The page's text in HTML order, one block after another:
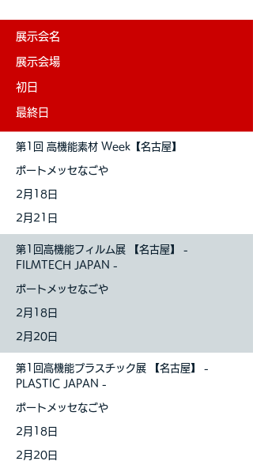
展示会名
展示会場
初日
最終日
第1回 高機能素材 Week【名古屋】
ポートメッセなごや
2月18日
2月21日
第1回高機能フィルム展 【名古屋】 -
FILMTECH JAPAN -
ポートメッセなごや
2月18日
2月20日
第1回高機能プラスチック展 【名古屋】 -
PLASTIC JAPAN -
ポートメッセなごや
2月18日
2月20日